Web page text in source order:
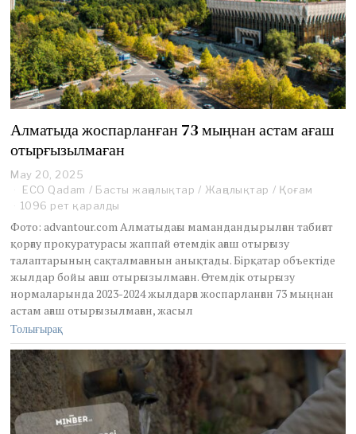
Алматыда жоспарланған 73 мыңнан астам ағаш
отырғызылмаған
May 20, 2025
o
v
m
b
e
r
2
,
0
5
ECO Qadam / Басты жаңалықтар / Жаңалықтар / Қоғам
1096 рет қаралды
Фото: advantour.com Алматыдағы мамандандырылған табиғат
қорғау прокуратурасы жаппай өтемдік ағаш отырғызу
талаптарының сақталмағанын анықтады. Бірқатар объектіде
жылдар бойы ағаш отырғызылмаған. Өтемдік отырғызу
нормаларында 2023-2024 жылдарға жоспарланған 73 мыңнан
астам ағаш отырғызылмаған, жасыл
Толығырақ